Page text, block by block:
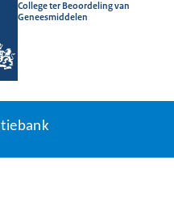
College ter Beoordeling van
Geneesmiddelen